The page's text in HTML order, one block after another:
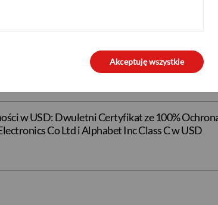
w EUR: Dwuletni Certyfikat ze 100%
Motor Corp w EUR
w USD: Dwuletni Certyfikat ze 100%
Co Ltd i Alphabet Inc Class C w USD
Akceptuję wszystkie